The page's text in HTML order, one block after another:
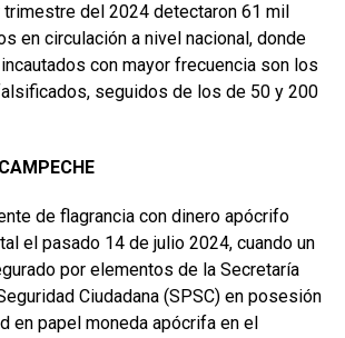
del 2024 detectaron 61 mil
en circulación a nivel nacional, donde
con mayor frecuencia son los
seguidos de los de 50 y 200
de flagrancia con dinero apócrifo
el pasado 14 de julio 2024, cuando un
por elementos de la Secretaría
Ciudadana (SPSC) en posesión
en papel moneda apócrifa en el